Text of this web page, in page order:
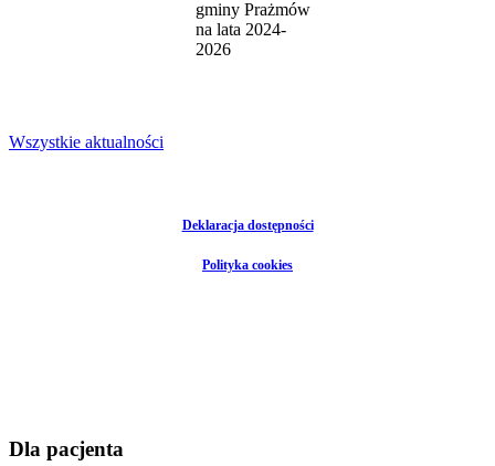
gminy Prażmów
na lata 2024-
2026
Wszystkie aktualności
Deklaracja dostępności
Polityka cookies
Dla pacjenta